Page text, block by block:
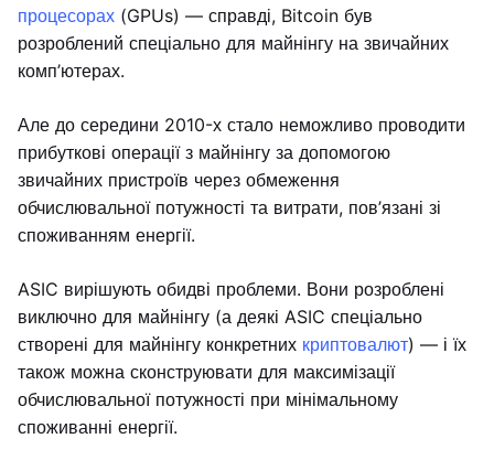
процесорах (GPUs) — справді, Bitcoin був
розроблений спеціально для майнінгу на звичайних
комп’ютерах.
Але до середини 2010-х стало неможливо проводити
прибуткові операції з майнінгу за допомогою
звичайних пристроїв через обмеження
обчислювальної потужності та витрати, пов’язані зі
споживанням енергії.
ASIC вирішують обидві проблеми. Вони розроблені
виключно для майнінгу (а деякі ASIC спеціально
створені для майнінгу конкретних криптовалют) — і їх
також можна сконструювати для максимізації
обчислювальної потужності при мінімальному
споживанні енергії.